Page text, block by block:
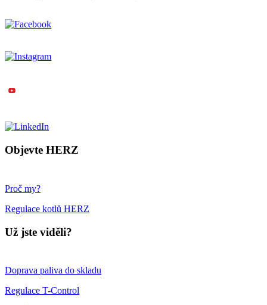
Objevte HERZ
Proč my?
Regulace kotlů HERZ
Už jste viděli?
Doprava paliva do skladu
Regulace T-Control